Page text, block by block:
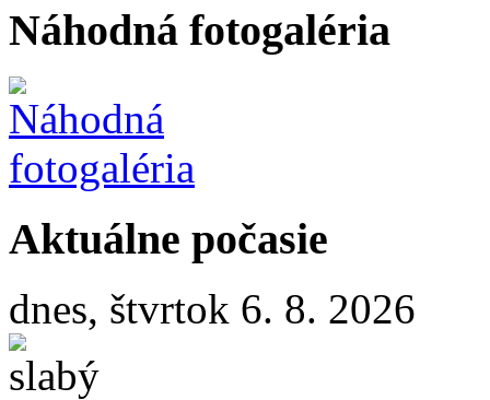
Náhodná fotogaléria
Aktuálne počasie
dnes, štvrtok 6. 8. 2026